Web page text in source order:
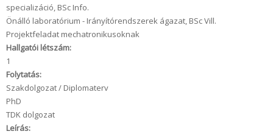
specializáció, BSc Info.
Önálló laboratórium - Irányítórendszerek ágazat, BSc Vill.
Projektfeladat mechatronikusoknak
Hallgatói létszám:
1
Folytatás:
Szakdolgozat / Diplomaterv
PhD
TDK dolgozat
Leírás: